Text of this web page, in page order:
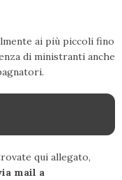
ai più piccoli fino
di ministranti anche
qui allegato,
mail a